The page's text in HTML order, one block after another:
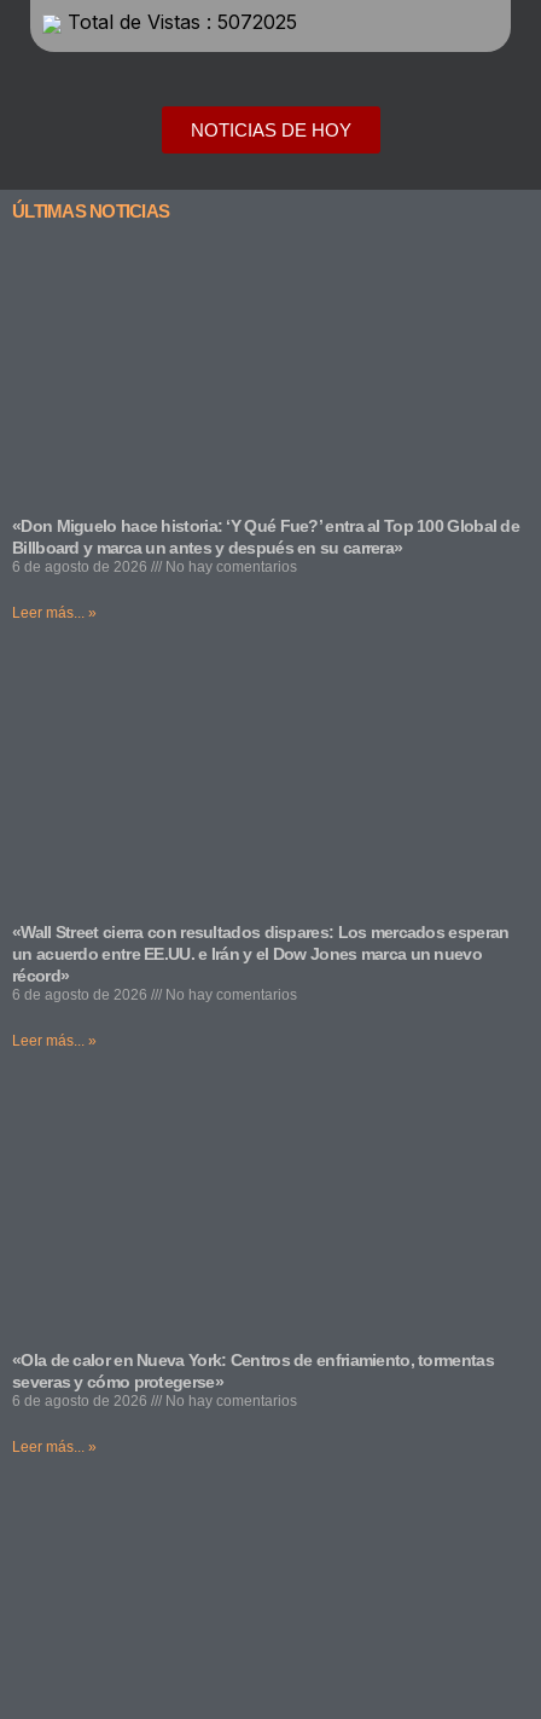
Total de Vistas : 5072025
NOTICIAS DE HOY
ÚLTIMAS NOTICIAS
«Don Miguelo hace historia: ‘Y Qué Fue?’ entra al Top 100 Global de
Billboard y marca un antes y después en su carrera»
6 de agosto de 2026 No hay comentarios
Leer más... »
«Wall Street cierra con resultados dispares: Los mercados esperan
un acuerdo entre EE.UU. e Irán y el Dow Jones marca un nuevo
récord»
6 de agosto de 2026 No hay comentarios
Leer más... »
«Ola de calor en Nueva York: Centros de enfriamiento, tormentas
severas y cómo protegerse»
6 de agosto de 2026 No hay comentarios
Leer más... »